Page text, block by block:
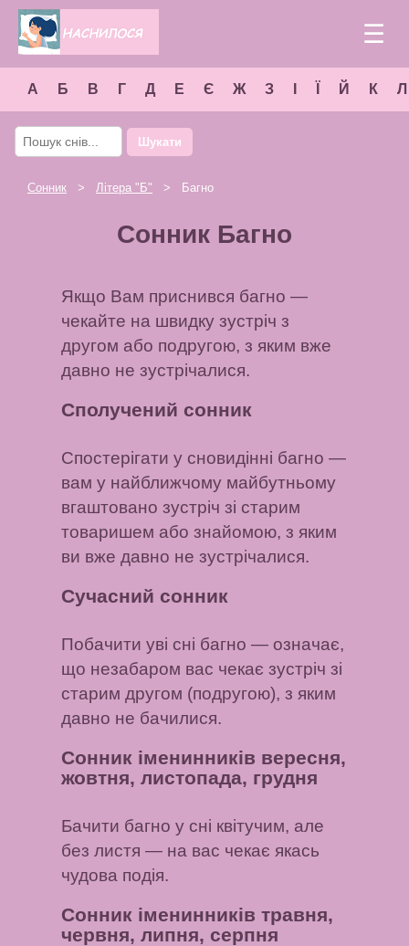
☰
А Б В Г Д Е Є Ж З Й К Л
Шукати
Сонник > Літера " Б" > Багно
Сонник Багно
Якщо Вам приснився багно —
чекайте на швидку зустріч з
другом або подругою, з яким вже
давно не зустрічалися.
Сполучений сонник
Спостерігати у сновидінні багно —
вам у найближчому майбутньому
вгаштовано зустріч зі старим
товаришем або знайомою, з яким
ви вже давно не зустрічалися.
Сучасний сонник
Побачити уві сні багно — означає,
що незабаром вас чекає зустріч зі
старим другом (подругою), з яким
давно не бачилися.
Сонник іменинників вересня,
жовтня, листопада, грудня
Бачити багно у сні квітучим, але
без листя — на вас чекає якась
чудова подія.
Сонник іменинників травня,
червня, липня, серпня